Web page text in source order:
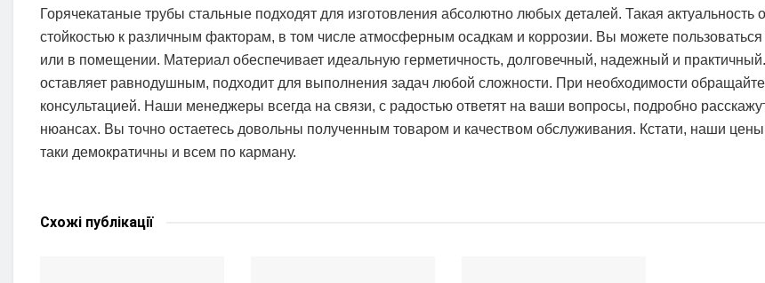
Горячекатаные трубы стальные подходят для изготовления абсолютно любых деталей. Такая актуальность
стойкостью к различным факторам, в том числе атмосферным осадкам и коррозии. Вы можете
или в помещении. Материал обеспечивает идеальную герметичность, долговечный, надежный и
оставляет равнодушным, подходит для выполнения задач любой сложности. При необходимости
консультацией. Наши менеджеры всегда на связи, с радостью ответят на ваши вопросы, подробно
нюансах. Вы точно остаетесь довольны полученным товаром и качеством обслуживания. Кстати, наши
таки демократичны и всем по карману.
Схожі публікації